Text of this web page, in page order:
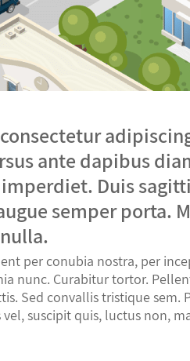
ante dapibus
Duis
semper porta.
per conubia nostra, per
nunc. Curabitur tortor.
Sed convallis tristique
suscipit quis, luctus non,